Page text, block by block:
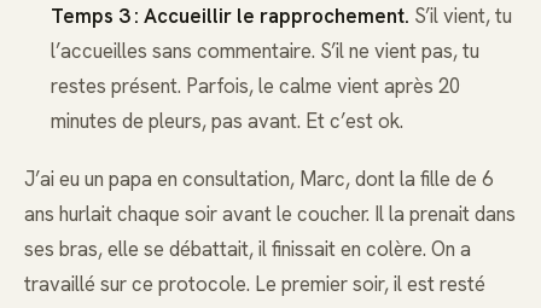
Temps 3 : Accueillir le rapprochement. S’il vient, tu
l’accueilles sans commentaire. S’il ne vient pas, tu
restes présent. Parfois, le calme vient après 20
minutes de pleurs, pas avant. Et c’est ok.
J’ai eu un papa en consultation, Marc, dont la fille de 6
ans hurlait chaque soir avant le coucher. Il la prenait dans
ses bras, elle se débattait, il finissait en colère. On a
travaillé sur ce protocole. Le premier soir, il est resté